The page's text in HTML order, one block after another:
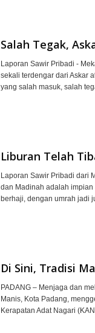
Salah Tegak,
Laporan Sawir Pribadi -
sekali terdengar dari Askar
yang salah masuk, salah
Liburan Telah
Laporan Sawir Pribadi dari
dan Madinah adalah
berhaji, dengan umrah jadi
Di Sini, Tradisi
PADANG – Menjaga dan
Manis, Kota Padang,
Kerapatan Adat Nagari